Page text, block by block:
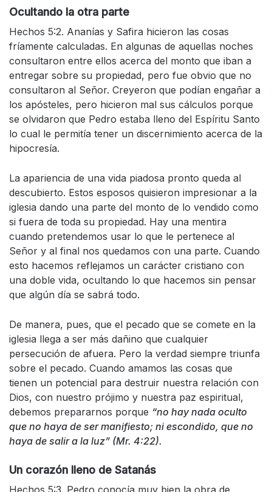
Ocultando la otra parte
Hechos 5:2. Ananías y Safira hicieron las cosas
fríamente calculadas. En algunas de aquellas noches
consultaron entre ellos acerca del monto que iban a
entregar sobre su propiedad, pero fue obvio que no
consultaron al Señor. Creyeron que podían engañar a
los apósteles, pero hicieron mal sus cálculos porque
se olvidaron que Pedro estaba lleno del Espíritu Santo
lo cual le permitía tener un discernimiento acerca de la
hipocresía.
La apariencia de una vida piadosa pronto queda al
descubierto. Estos esposos quisieron impresionar a la
iglesia dando una parte del monto de lo vendido como
si fuera de toda su propiedad. Hay una mentira
cuando pretendemos usar lo que le pertenece al
Señor y al final nos quedamos con una parte. Cuando
esto hacemos reflejamos un carácter cristiano con
una doble vida, ocultando lo que hacemos sin pensar
que algún día se sabrá todo.
De manera, pues, que el pecado que se comete en la
iglesia llega a ser más dañino que cualquier
persecución de afuera. Pero la verdad siempre triunfa
sobre el pecado. Cuando amamos las cosas que
tienen un potencial para destruir nuestra relación con
Dios, con nuestro prójimo y nuestra paz espiritual,
debemos prepararnos porque “no hay nada oculto
que no haya de ser manifiesto; ni escondido, que no
haya de salir a la luz” (Mr. 4:22).
Un corazón lleno de Satanás
Hechos 5:3. Pedro conocía muy bien la obra de